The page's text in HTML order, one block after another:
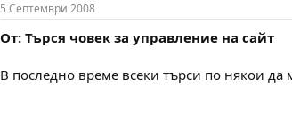
5 Септември 2008
От: Търся човек за управление на сайт
В последно време всеки търси по някои